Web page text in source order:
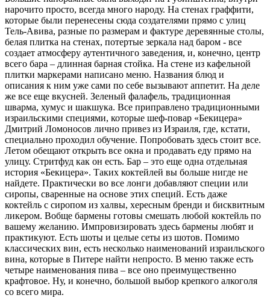
нарочито просто, всегда много народу. На стенах граффити,
которые были перенесены сюда создателями прямо с улиц
Тель-Авива, разные по размерам и фактуре деревянные столы,
белая плитка на стенах, потертые зеркала над баром - все
создает атмосферу аутентичного заведения, и, конечно, центр
всего бара – длинная барная стойка. На стене из кафельной
плитки маркерами написано меню. Названия блюд и
описания к ним уже сами по себе вызывают аппетит. На деле
же все еще вкусней. Зеленый фалафель, традиционная
шварма, хумус и шакшука. Все приправлено традиционными
израильскими специями, которые шеф-повар «Бекицера»
Дмитрий Ломоносов лично привез из Израиля, где, кстати,
специально проходил обучение. Попробовать здесь стоит все.
Летом обещают открыть все окна и продавать еду прямо на
улицу. Стритфуд как он есть. Бар – это еще одна отдельная
история «Бекицера». Таких коктейлей вы больше нигде не
найдете. Практически во все лонги добавляют специи или
сиропы, сваренные на основе этих специй. Есть даже
коктейль с сиропом из халвы, хересным бренди и бисквитным
ликером. Вобще бармены готовы смешать любой коктейль по
вашему желанию. Импровизировать здесь бармены любят и
практикуют. Есть шоты и целые сеты из шотов. Помимо
классических вин, есть несколько наименований израильского
вина, которые в Питере найти непросто. В меню также есть
четыре наименования пива – все оно преимущественно
крафтовое. Ну, и конечно, большой выбор крепкого алкоголя
со всего мира.